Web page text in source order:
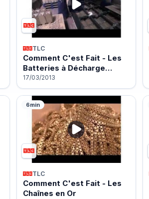
TLC
Comment C'est Fait - Les
Batteries à Décharge…
17/03/2013
6min
TLC
Comment C'est Fait - Les
Chaînes en Or